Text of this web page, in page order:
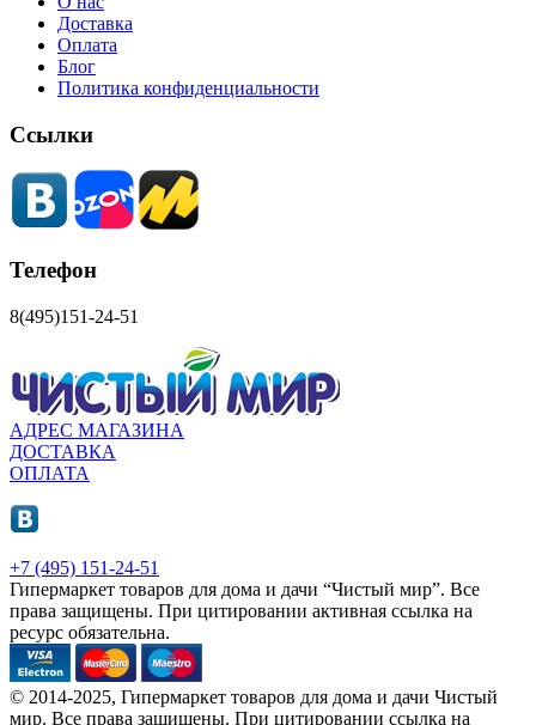
Доставка
Оплата
Блог
Политика конфиденциальности
Ссылки
Телефон
8(495)151-24-51
АДРЕС МАГАЗИНА
ДОСТАВКА
ОПЛАТА
+7 (495) 151-24-51
Гипермаркет товаров для дома и дачи “Чистый мир”. Все
права защищены. При цитировании активная ссылка на
ресурс обязательна.
© 2014-2025, Гипермаркет товаров для дома и дачи Чистый
мир. Все права защищены. При цитировании ссылка на